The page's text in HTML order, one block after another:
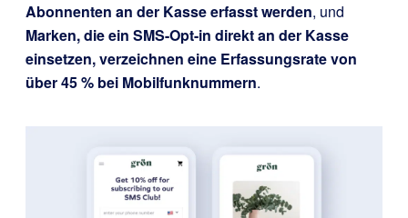
Abonnenten an der Kasse erfasst werden, und
Marken, die ein SMS-Opt-in direkt an der Kasse
einsetzen, verzeichnen eine Erfassungsrate von
über 45 % bei Mobilfunknummern.